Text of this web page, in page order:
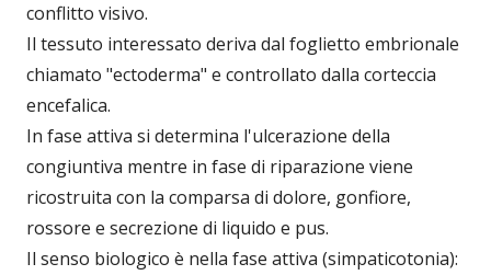
conflitto visivo.
Il tessuto interessato deriva dal foglietto embrionale
chiamato "ectoderma" e controllato dalla corteccia
encefalica.
In fase attiva si determina l'ulcerazione della
congiuntiva mentre in fase di riparazione viene
ricostruita con la comparsa di dolore, gonfiore,
rossore e secrezione di liquido e pus.
Il senso biologico è nella fase attiva (simpaticotonia):